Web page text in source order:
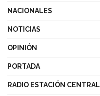
NACIONALES
NOTICIAS
OPINIÓN
PORTADA
RADIO ESTACIÓN CENTRAL